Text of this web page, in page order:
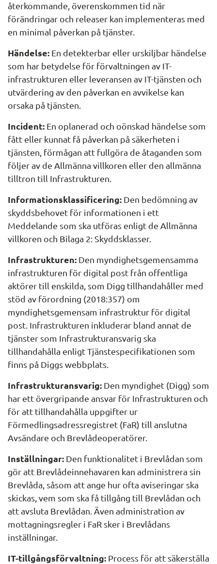
återkommande, överenskommen tid när
förändringar och releaser kan implementeras med
en minimal påverkan på tjänster.
Händelse: En detekterbar eller urskiljbar händelse
som har betydelse för förvaltningen av IT-
infrastrukturen eller leveransen av IT-tjänsten och
utvärdering av den påverkan en avvikelse kan
orsaka på tjänsten.
Incident: En oplanerad och oönskad händelse som
fått eller kunnat få påverkan på säkerheten i
tjänsten, förmågan att fullgöra de åtaganden som
följer av de Allmänna villkoren eller den allmänna
tilltron till Infrastrukturen.
Informationsklassificering: Den bedömning av
skyddsbehovet för informationen i ett
Meddelande som ska utföras enligt de Allmänna
villkoren och Bilaga 2: Skyddsklasser.
Infrastrukturen: Den myndighetsgemensamma
infrastrukturen för digital post från offentliga
aktörer till enskilda, som Digg tillhandahåller med
stöd av förordning (2018:357) om
myndighetsgemensam infrastruktur för digital
post. Infrastrukturen inkluderar bland annat de
tjänster som Infrastrukturansvarig ska
tillhandahålla enligt Tjänstespecifikationen som
finns på Diggs webbplats.
Infrastrukturansvarig: Den myndighet (Digg) som
har ett övergripande ansvar för Infrastrukturen och
för att tillhandahålla uppgifter ur
Förmedlingsadressregistret (FaR) till anslutna
Avsändare och Brevlådeoperatörer.
Inställningar: Den funktionalitet i Brevlådan som
gör att Brevlådeinnehavaren kan administrera sin
Brevlåda, såsom att ange hur ofta aviseringar ska
skickas, vem som ska få tillgång till Brevlådan och
att avsluta Brevlådan. Även administration av
mottagningsregler i FaR sker i Brevlådans
inställningar.
IT-tillgångsförvaltning: Process för att säkerställa